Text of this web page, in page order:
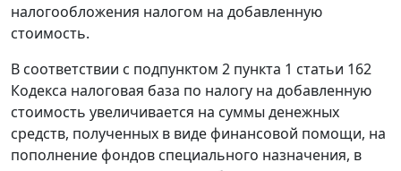
налогообложения налогом на добавленную
стоимость.
В соответствии с подпунктом 2 пункта 1 статьи 162
Кодекса налоговая база по налогу на добавленную
стоимость увеличивается на суммы денежных
средств, полученных в виде финансовой помощи, на
пополнение фондов специального назначения, в